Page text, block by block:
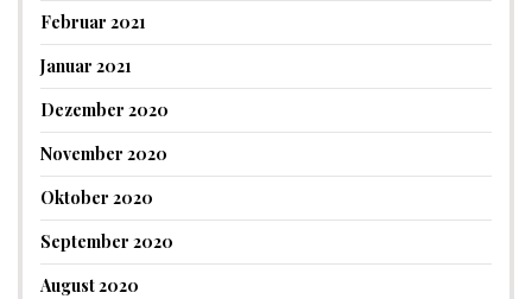
Februar 2021
Januar 2021
Dezember 2020
November 2020
Oktober 2020
September 2020
August 2020